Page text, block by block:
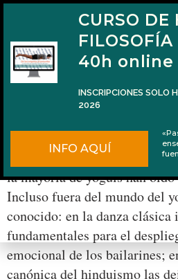
Las mudrās más allá de
Ya sea en clase o leyendo
la mayoría de yoguis han
Incluso fuera del mundo del
conocido: en la danza clásica
fundamentales para el
emocional de los bailarines;
canónica del hinduismo las
CURSO DE
FILOSOFÍA
40h online
INSCRIPCIONES SOLO
2026
INFO AQUÍ